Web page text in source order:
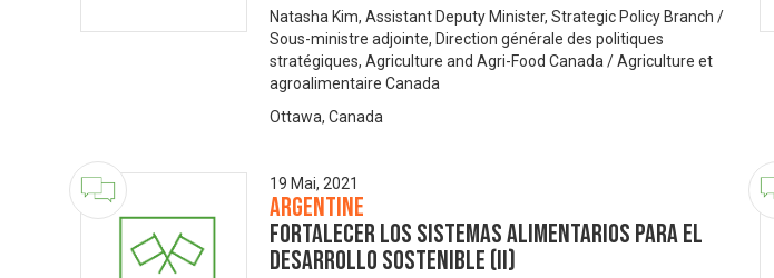
Natasha Kim, Assistant Deputy Minister, Strategic Policy Branch /
Sous-ministre adjointe, Direction générale des politiques
stratégiques, Agriculture and Agri-Food Canada / Agriculture et
agroalimentaire Canada
Ottawa, Canada
19 Mai, 2021
Argentine
Fortalecer los sistemas alimentarios para el
desarrollo sostenible (II)